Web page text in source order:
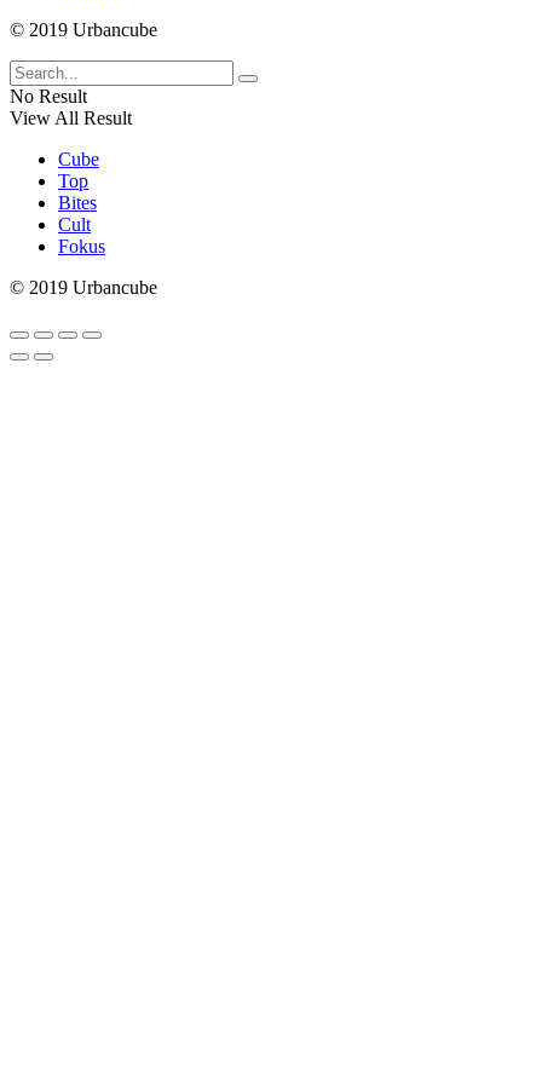
© 2019 Urbancube
No Result
View All Result
Cube
Top
Bites
Cult
Fokus
© 2019 Urbancube